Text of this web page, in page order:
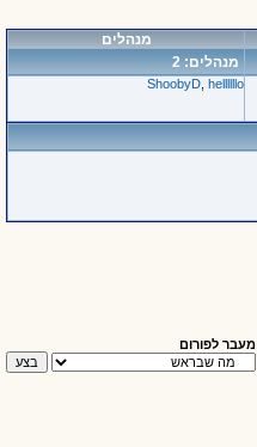
מנהלים
מנהלים: 2
ShoobyD hellllllo
מעבר לפורום